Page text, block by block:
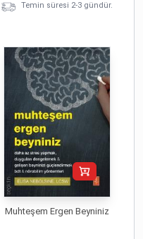
Temin süresi 2-3 gündür.
Muhteşem Ergen Beyniniz